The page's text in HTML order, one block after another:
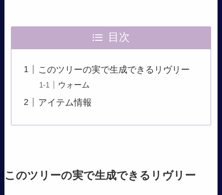
目次
このツリーの実で生成できるリヴリー
ウォーム
アイテム情報
このツリーの実で生成できるリヴリー